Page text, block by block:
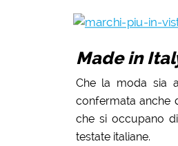
Made in
Che la moda sia
confermata anche
che si occupano
testate italiane.